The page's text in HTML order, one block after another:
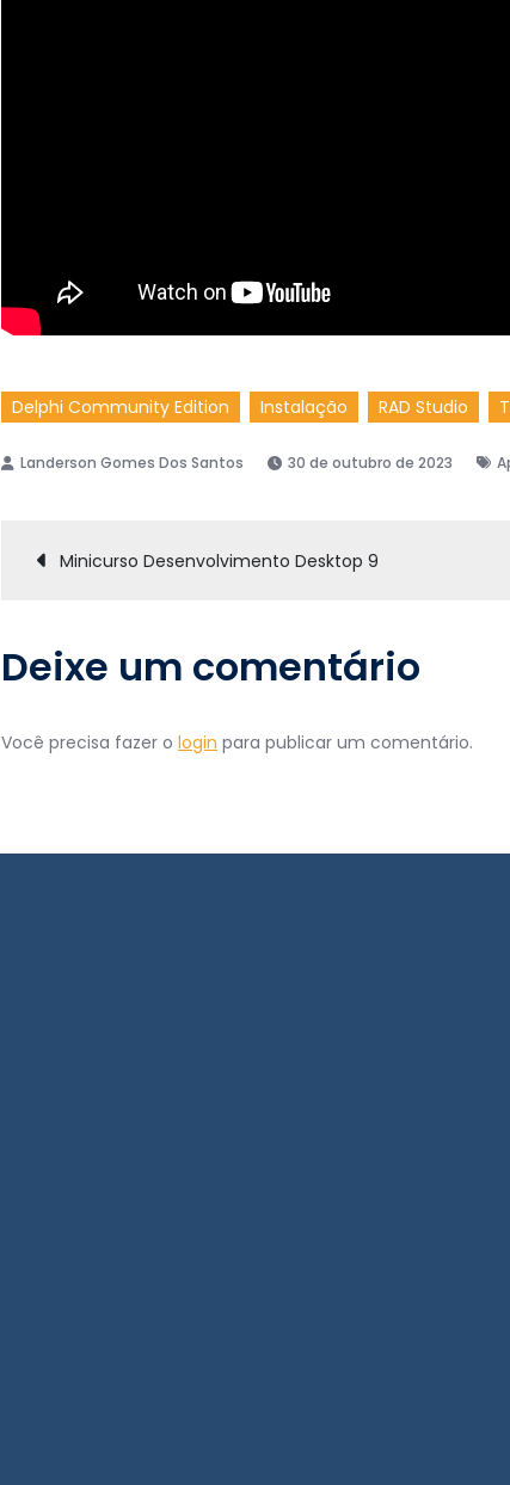
Delphi Community Edition Instalação RAD Studio
30 de outubro de 2023
Navegação
de
Post
Minicurso Desenvolvimento Desktop 9
Deixe um comentário
Você precisa fazer o login para publicar um comentário.